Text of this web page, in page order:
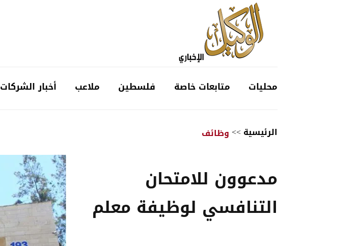
محليات متابعات خاصة فلسطين ملاعب أخبار الشركات
الرئيسية>>وظائف
مدعوون للامتحان
التنافسي لوظيفة معلم